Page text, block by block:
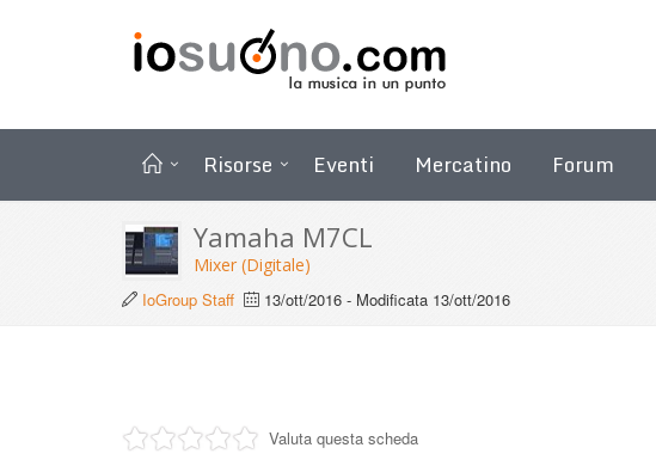
Risorse Eventi Mercatino Forum
Yamaha M7CL
Mixer (Digitale)
IoGroup Staff
13/ott/2016 - Modificata 13/ott/2016
Valuta questa scheda